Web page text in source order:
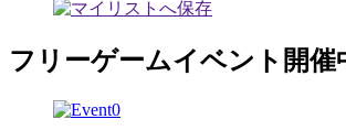
フリーゲームイベント開催